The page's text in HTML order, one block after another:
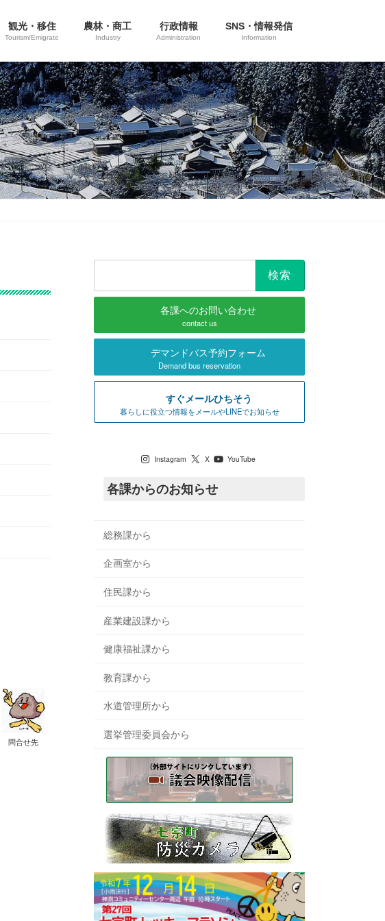
観光・移住
Tourism/Emigrate
農林・商工
Industry
行政情報
Administration
SNS・情報発信
Information
問合せ先
各課へのお問い合わせ
contact us
デマンドバス予約フォーム
Demand bus reservation
すぐメールひちそう
暮らしに役立つ情報をメールやLINEでお知らせ
Instagram X YouTube
各課からのお知らせ
総務課から
企画室から
住民課から
産業建設課から
健康福祉課から
教育課から
水道管理所から
選挙管理委員会から